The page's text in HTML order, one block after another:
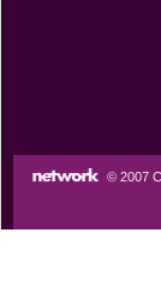
© 2007